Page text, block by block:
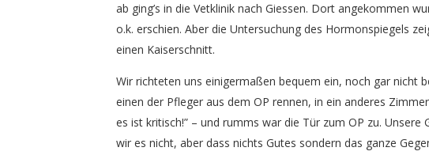
ab ging’s in die Vetklinik nach Giessen. Dort angekommen
o.k. erschien. Aber die Untersuchung des Hormonspiegels
einen Kaiserschnitt.
Wir richteten uns einigermaßen bequem ein, noch gar nicht
einen der Pfleger aus dem OP rennen, in ein anderes
es ist kritisch!” – und rumms war die Tür zum OP zu.
wir es nicht, aber dass nichts Gutes sondern das ganze